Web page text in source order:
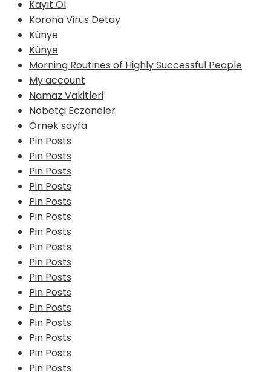
Kayıt Ol
Korona Virüs Detay
Künye
Künye
Morning Routines of Highly Successful People
My account
Namaz Vakitleri
Nöbetçi Eczaneler
Örnek sayfa
Pin Posts
Pin Posts
Pin Posts
Pin Posts
Pin Posts
Pin Posts
Pin Posts
Pin Posts
Pin Posts
Pin Posts
Pin Posts
Pin Posts
Pin Posts
Pin Posts
Pin Posts
Pin Posts